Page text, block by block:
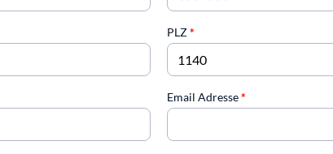
PLZ*
Email Adresse*